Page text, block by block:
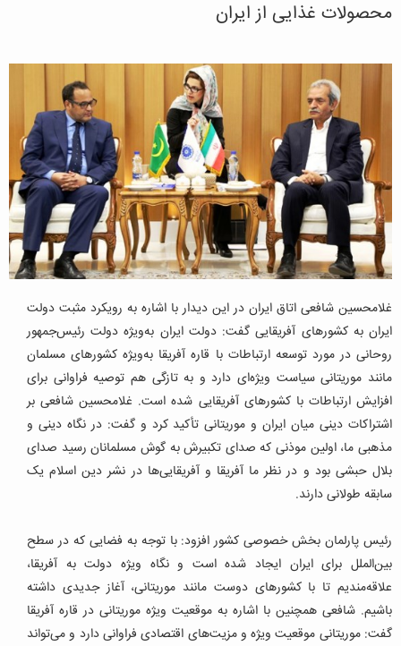
محصولات غذایی از ایران
غلامحسین شافعی اتاق ایران در این دیدار با اشاره به رویکرد مثبت دولت
ایران به کشورهای آفریقایی گفت: دولت ایران به‌ویژه دولت رئیس‌جمهور
روحانی در مورد توسعه ارتباطات با قاره آفریقا به‌ویژه کشورهای مسلمان
مانند موریتانی سیاست ویژه‌ای دارد و به تازگی هم توصیه فراوانی برای
افزایش ارتباطات با کشورهای آفریقایی شده است. غلامحسین شافعی بر
اشتراکات دینی میان ایران و موریتانی تأکید کرد و گفت: در نگاه دینی و
مذهبی ما، اولین موذنی که صدای تکبیرش به گوش مسلمانان رسید صدای
بلال حبشی بود و در نظر ما آفریقا و آفریقایی‌ها در نشر دین اسلام یک
سابقه طولانی دارند.
رئیس پارلمان بخش خصوصی کشور افزود: با توجه به فضایی که در سطح
بین‌الملل برای ایران ایجاد شده است و نگاه ویژه دولت به آفریقا،
علاقه‌مندیم تا با کشورهای دوست مانند موریتانی، آغاز جدیدی داشته
باشیم. شافعی همچنین با اشاره به موقعیت ویژه موریتانی در قاره آفریقا
گفت: موریتانی موقعیت ویژه و مزیت‌های اقتصادی فراوانی دارد و می‌تواند